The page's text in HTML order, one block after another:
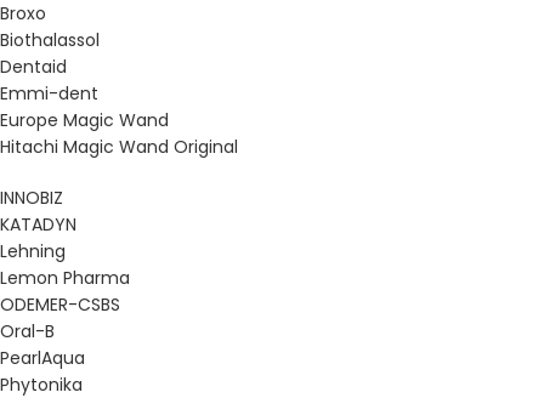
Broxo
Biothalassol
Dentaid
Emmi-dent
Europe Magic Wand
Hitachi Magic Wand Original
INNOBIZ
KATADYN
Lehning
Lemon Pharma
ODEMER-CSBS
Oral-B
PearlAqua
Phytonika